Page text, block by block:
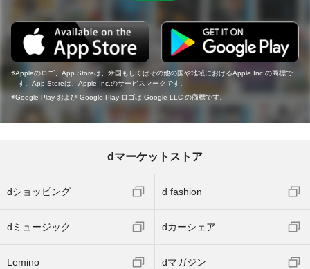
Appleのロゴ、App Storeは、米国もしくはその他の国や地域におけるApple Inc.の商標で
す。App Storeは、Apple Inc.のサービスマークです。
Google Play および Google Play ロゴは Google LLC の商標です。
dマーケットストア
dショッピング d fashion
dミュージック dカーシェア
Lemino dマガジン